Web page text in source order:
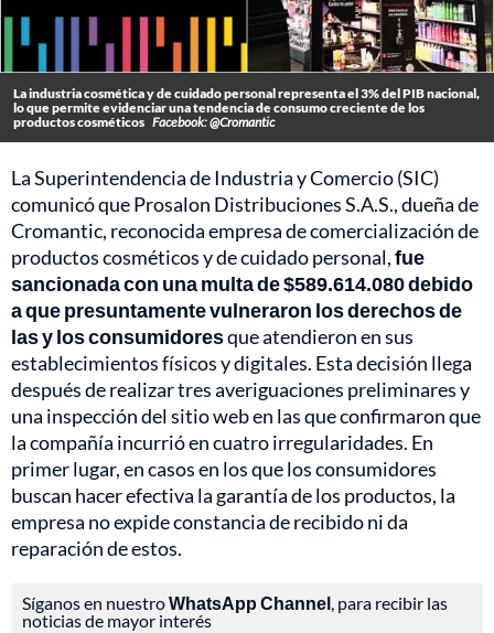
La industria cosmética y de cuidado personal representa el 3% del PIB nacional,
lo que permite evidenciar una tendencia de consumo creciente de los
productos cosméticos Facebook: @Cromantic
La Superintendencia de Industria y Comercio (SIC)
comunicó que Prosalon Distribuciones S.A.S., dueña de
Cromantic, reconocida empresa de comercialización de
productos cosméticos y de cuidado personal,fue
sancionada con una multa de $589.614.080 debido
a que presuntamente vulneraron los derechos de
las y los consumidoresque atendieron en sus
establecimientos físicos y digitales. Esta decisión llega
después de realizar tres averiguaciones preliminares y
una inspección del sitio web en las que confirmaron que
la compañía incurrió en cuatro irregularidades. En
primer lugar, en casos en los que los consumidores
buscan hacer efectiva la garantía de los productos, la
empresa no expide constancia de recibido ni da
reparación de estos.
Síganos en nuestroWhatsApp Channel, para recibir las
noticias de mayor interés